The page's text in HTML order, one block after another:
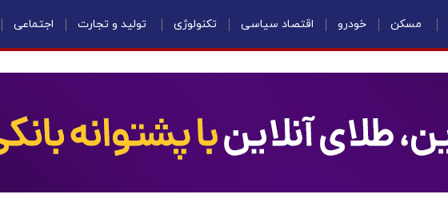
مسکن خودرو اقتصاد سیاسی تکنولوژی تولید و تجارت اجتماعی